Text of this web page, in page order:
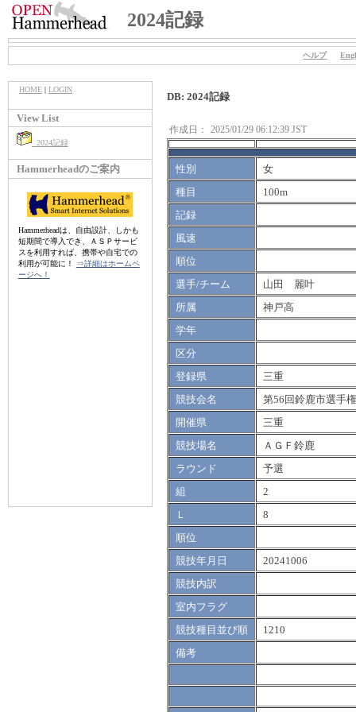
2024記録
ヘルプ
HOME| LOGIN
View List
2024記録
Hammerheadのご案内
Hammerheadは、自由設計、しかも
短期間で導入でき、ＡＳＰサービ
スを利用すれば、携帯や自宅での
利用が可能に！
⇒詳細はホームペ
ージへ！
DB: 2024記録
作成日： 2025/01/29 06:12:39 JST
性別
女
種目
100m
記録
風速
順位
選手/チーム
山田 麗叶
所属
神戸高
学年
区分
登録県
三重
競技会名
第56回鈴鹿市選手権
開催県
三重
競技場名
ＡＧＦ鈴鹿
ラウンド
予選
組
2
Ｌ
8
順位
競技年月日
20241006
競技内訳
室内フラグ
競技種目並び順
1210
備考